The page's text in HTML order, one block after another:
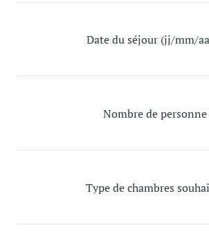
Date du séjour (jj/mm/
Nombre de personne
Type de chambres